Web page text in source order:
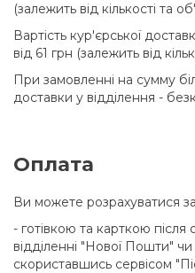
(залежить від кількості та
Вартість кур'єрської
від 61 грн (залежить від
При замовленні на сумму
доставки у відділення -
Оплата
Ви можете розрахуватися
- готівкою та карткою
відділенні "Нової Пошти"
скориставшись сервісом